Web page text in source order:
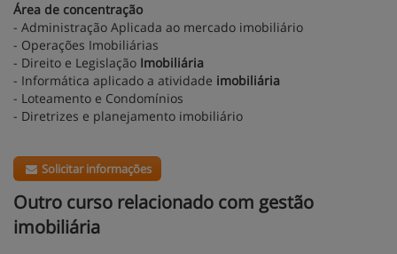
Área de concentração
- Administração Aplicada ao mercado imobiliário
- Operações Imobiliárias
- Direito e Legislação Imobiliária
- Informática aplicado a atividade imobiliária
- Loteamento e Condomínios
- Diretrizes e planejamento imobiliário
Solicitar informações
Outro curso relacionado com gestão
imobiliária